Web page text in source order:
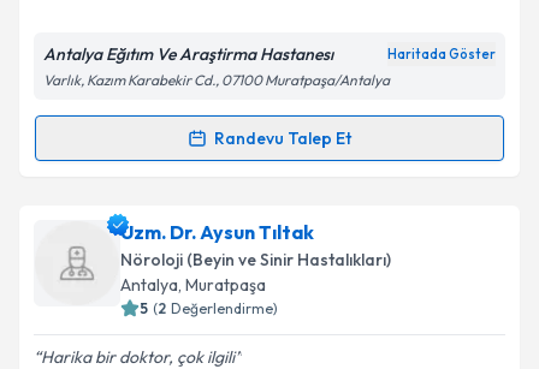
Kişisel verilerimin işlenmesine ilişkin
Metni'ni okudum ve kişisel verilerimin belirtilen
Takvim Talebini Gönder
Antalya Eğıtım Ve Araştirma Hastanesı Haritada Göster
Varlık, Kazım Karabekir Cd., 07100 Muratpaşa/Antalya
Randevu Talep Et
Randevu Takvimi Talebi
Uzm. Dr. Mustafa Sumbasiçin randevu takvimi
talebi oluşturun. Size bu uzmandan randevu almanız
için bir takvim hazırlandığında e-posta ile
bilgilendireceğiz.
E-posta Adresiniz
Uzm. Dr. Aysun Tıltak
Nöroloji (Beyin ve Sinir Hastalıkları)
Antalya, Muratpaşa
5 (2 Değerlendirme)
Harika bir doktor, çok ilgili